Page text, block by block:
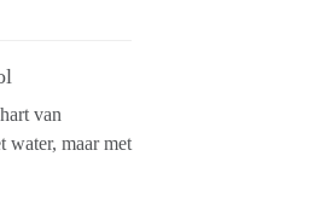
van
water, maar met